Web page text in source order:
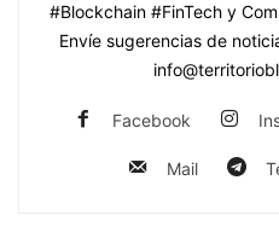
#Blockchain #FinTech y
Envíe sugerencias de
Facebook
Mail